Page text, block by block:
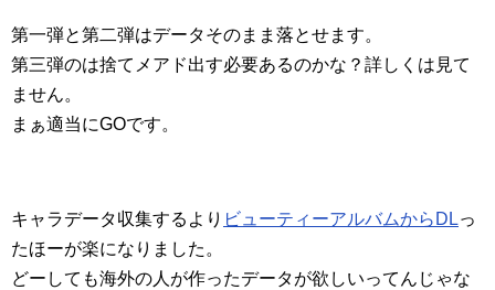
第一弾と第二弾はデータそのまま落とせます。
第三弾のは捨てメアド出す必要あるのかな？詳しくは見て
ません。
まぁ適当にGOです。
キャラデータ収集するより ビューティーアルバムからDLっ
たほーが楽になりました。
どーしても海外の人が作ったデータが欲しいってんじゃな